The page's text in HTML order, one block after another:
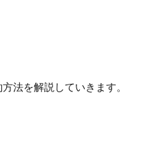
法を解説していきます。